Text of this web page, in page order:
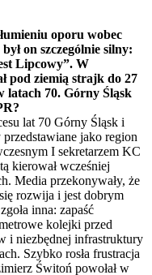
oporu wobec
on szczególnie silny:
Lipcowy”. W
pod ziemią strajk do 27
latach 70. Górny Śląsk
lat 70 Górny Śląsk i
jako region
I sekretarzem KC
kierował wcześniej
Media przekonywały, że
rozwija i jest dobrym
inna: zapaść
kolejki przed
i niezbędnej infrastruktury
Szybko rosła frustracja
Świtoń powołał w